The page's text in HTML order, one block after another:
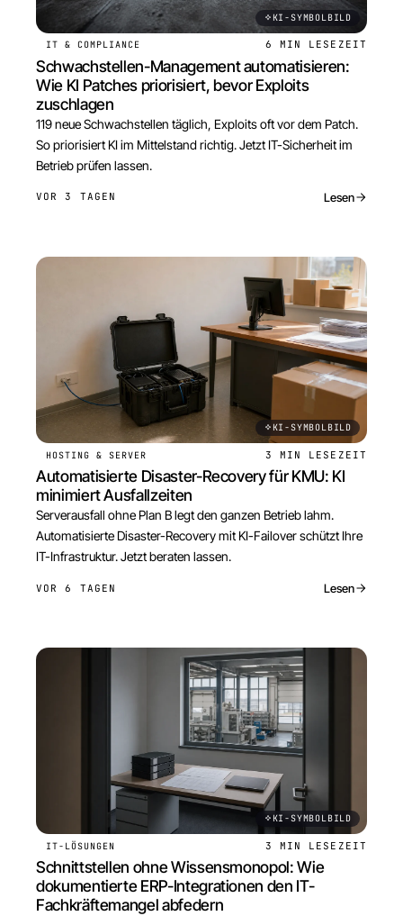
KI-SYMBOLBILD
IT & COMPLIANCE 6 MIN LESEZEIT
Schwachstellen-Management automatisieren:
Wie KI Patches priorisiert, bevor Exploits
zuschlagen
119 neue Schwachstellen täglich, Exploits oft vor dem Patch.
So priorisiert KI im Mittelstand richtig. Jetzt IT-Sicherheit im
Betrieb prüfen lassen.
VOR 3 TAGEN Lesen
KI-SYMBOLBILD
HOSTING & SERVER 3 MIN LESEZEIT
Automatisierte Disaster-Recovery für KMU: KI
minimiert Ausfallzeiten
Serverausfall ohne Plan B legt den ganzen Betrieb lahm.
Automatisierte Disaster-Recovery mit KI-Failover schützt Ihre
IT-Infrastruktur. Jetzt beraten lassen.
VOR 6 TAGEN Lesen
KI-SYMBOLBILD
IT-LÖSUNGEN 3 MIN LESEZEIT
Schnittstellen ohne Wissensmonopol: Wie
dokumentierte ERP-Integrationen den IT-
Fachkräftemangel abfedern